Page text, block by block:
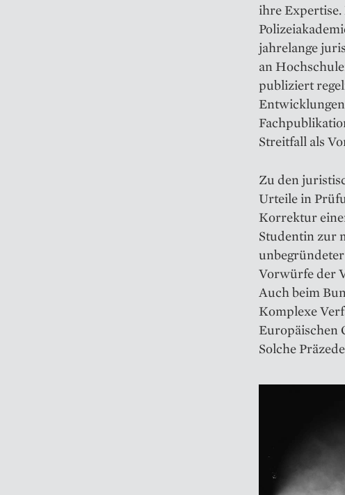
ihre
jahrelange
an
publiziert
Streitfall als
Zu den
Urteile in
Korrektur
Studentin zur
Vorwürfe der
Auch beim
Komplexe
Europäischen
Solche